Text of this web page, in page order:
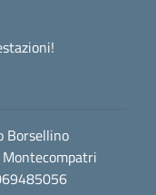
Borsellino